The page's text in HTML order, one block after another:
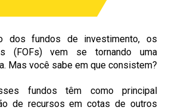
dos fundos de investimento, os
(FOFs) vem se tornando uma
Mas você sabe em que consistem?
fundos têm como principal
de recursos em cotas de outros